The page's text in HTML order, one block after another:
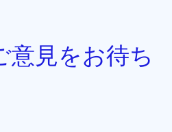
意見をお待ち